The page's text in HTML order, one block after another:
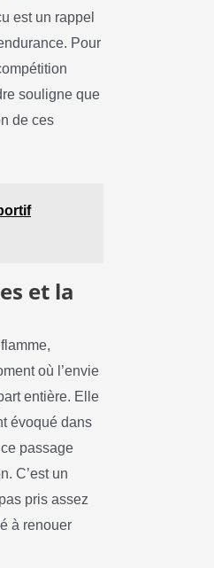
est un rappel
Pour
souligne que
de ces
et la
où l’envie
entière. Elle
évoqué dans
passage
C’est un
pris assez
à renouer